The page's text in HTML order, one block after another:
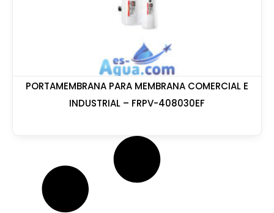
PORTAMEMBRANA PARA MEMBRANA COMERCIAL E
INDUSTRIAL – FRPV-408030EF